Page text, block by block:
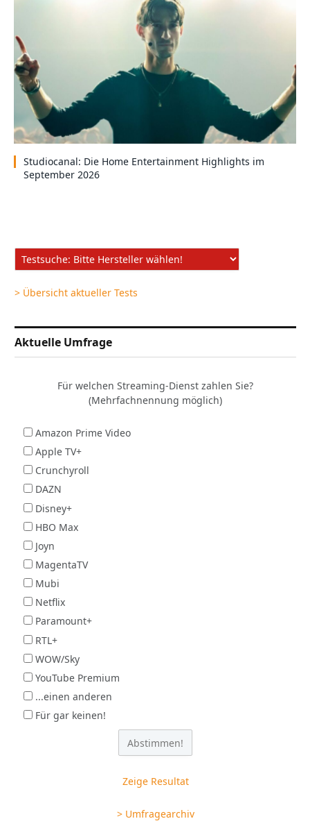
Studiocanal: Die Home Entertainment Highlights im
September 2026
> Übersicht aktueller Tests
Aktuelle Umfrage
Für welchen Streaming-Dienst zahlen Sie?
(Mehrfachnennung möglich)
Amazon Prime Video
Apple TV+
Crunchyroll
DAZN
Disney+
HBO Max
Joyn
MagentaTV
Mubi
Netflix
Paramount+
RTL+
WOW/Sky
YouTube Premium
...einen anderen
Für gar keinen!
Zeige Resultat
> Umfragearchiv